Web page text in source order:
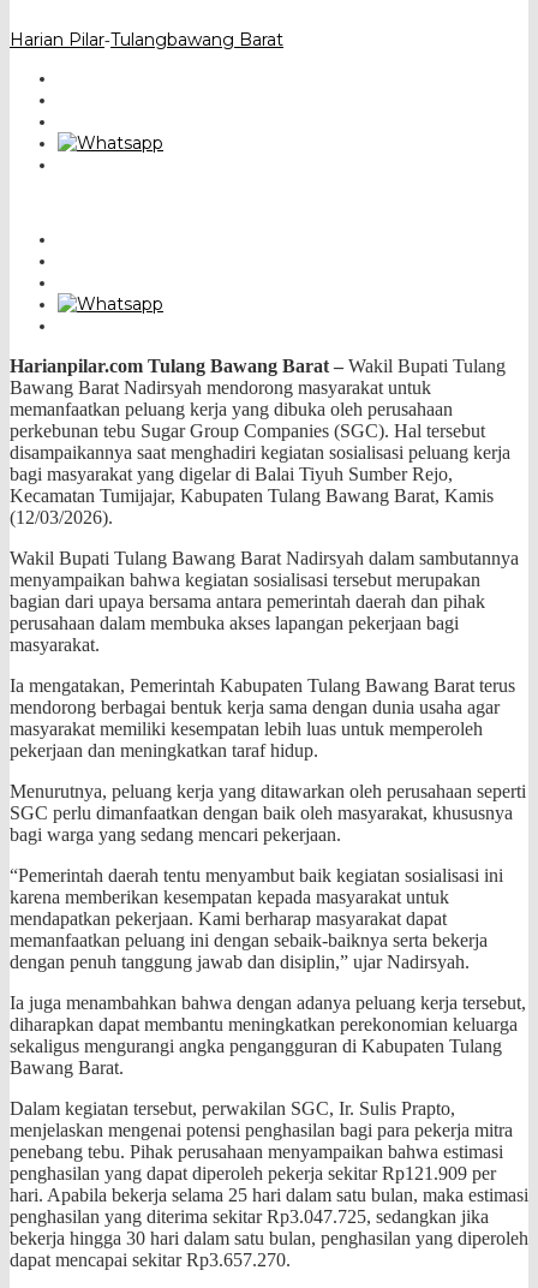
Harian Pilar-Tulangbawang Barat
Harianpilar.com Tulang Bawang Barat – Wakil Bupati Tulang
Bawang Barat Nadirsyah mendorong masyarakat untuk
memanfaatkan peluang kerja yang dibuka oleh perusahaan
perkebunan tebu Sugar Group Companies (SGC). Hal tersebut
disampaikannya saat menghadiri kegiatan sosialisasi peluang kerja
bagi masyarakat yang digelar di Balai Tiyuh Sumber Rejo,
Kecamatan Tumijajar, Kabupaten Tulang Bawang Barat, Kamis
(12/03/2026).
‎‎Wakil Bupati Tulang Bawang Barat Nadirsyah dalam sambutannya
menyampaikan bahwa kegiatan sosialisasi tersebut merupakan
bagian dari upaya bersama antara pemerintah daerah dan pihak
perusahaan dalam membuka akses lapangan pekerjaan bagi
masyarakat.
‎Ia mengatakan, Pemerintah Kabupaten Tulang Bawang Barat terus
mendorong berbagai bentuk kerja sama dengan dunia usaha agar
masyarakat memiliki kesempatan lebih luas untuk memperoleh
pekerjaan dan meningkatkan taraf hidup.
‎Menurutnya, peluang kerja yang ditawarkan oleh perusahaan seperti
SGC perlu dimanfaatkan dengan baik oleh masyarakat, khususnya
bagi warga yang sedang mencari pekerjaan.
“Pemerintah daerah tentu menyambut baik kegiatan sosialisasi ini
karena memberikan kesempatan kepada masyarakat untuk
mendapatkan pekerjaan. Kami berharap masyarakat dapat
memanfaatkan peluang ini dengan sebaik-baiknya serta bekerja
dengan penuh tanggung jawab dan disiplin,” ujar Nadirsyah.
‎Ia juga menambahkan bahwa dengan adanya peluang kerja tersebut,
diharapkan dapat membantu meningkatkan perekonomian keluarga
sekaligus mengurangi angka pengangguran di Kabupaten Tulang
Bawang Barat.
‎Dalam kegiatan tersebut, perwakilan SGC, Ir. Sulis Prapto,
menjelaskan mengenai potensi penghasilan bagi para pekerja mitra
penebang tebu. Pihak perusahaan menyampaikan bahwa estimasi
penghasilan yang dapat diperoleh pekerja sekitar Rp121.909 per
hari. Apabila bekerja selama 25 hari dalam satu bulan, maka estimasi
penghasilan yang diterima sekitar Rp3.047.725, sedangkan jika
bekerja hingga 30 hari dalam satu bulan, penghasilan yang diperoleh
dapat mencapai sekitar Rp3.657.270.